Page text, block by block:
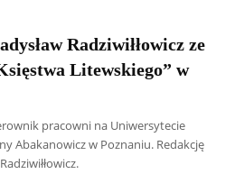
Radziwiłłowicz ze
Litewskiego” w
pracowni na Uniwersytecie
Abakanowicz w Poznaniu. Redakcję
Borowik
Antoni Radczenko
Artur Płokszto
Grzegorz Górny
Wąsowicz SDB